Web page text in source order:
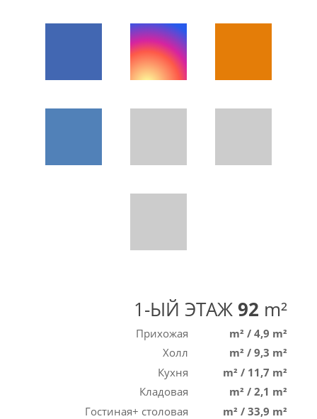
1-ЫЙ ЭТАЖ92 m²
Прихожая m² / 4,9 m²
Холл
m² / 9,3 m²
Кухня
m² / 11,7 m²
Кладовая
m² / 2,1 m²
Гостиная+ столовая
m² / 33,9 m²